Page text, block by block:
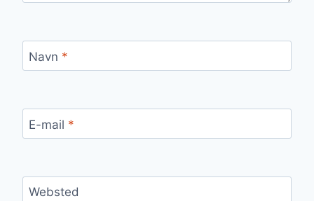
Navn *
E-mail *
Websted